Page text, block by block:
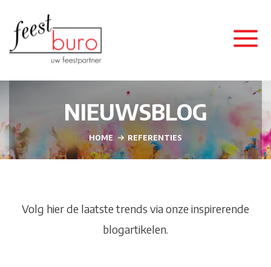
NIEUWSBLOG
HOME REFERENTIES
Volg hier de laatste trends via onze inspirerende
blogartikelen.